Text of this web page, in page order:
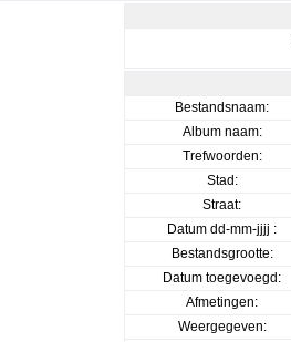
Bestandsnaam:
Album naam:
Trefwoorden:
Stad:
Straat:
Datum dd-mm-jjjj :
Bestandsgrootte:
Datum toegevoegd:
Afmetingen:
Weergegeven: